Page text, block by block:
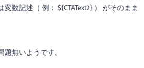
数記述（ 例： ${CTAText2} ） がそのまま
無いようです。